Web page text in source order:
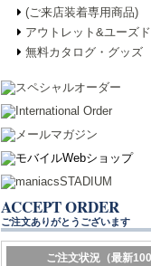
(ご来店装着専用商品)
アウトレット&ユーズド
無料カタログ・グッズ
ACCEPT ORDER
ご注文ありがとうございます